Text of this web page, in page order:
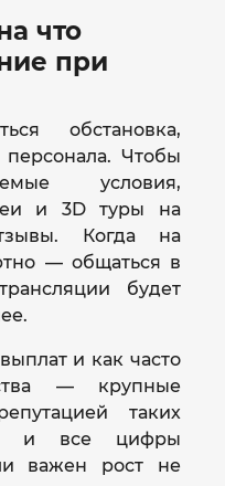
что
при
обстановка,
Чтобы
условия,
и 3D туры на
Когда на
— общаться в
будет
и как часто
— крупные
таких
и все цифры
важен рост не